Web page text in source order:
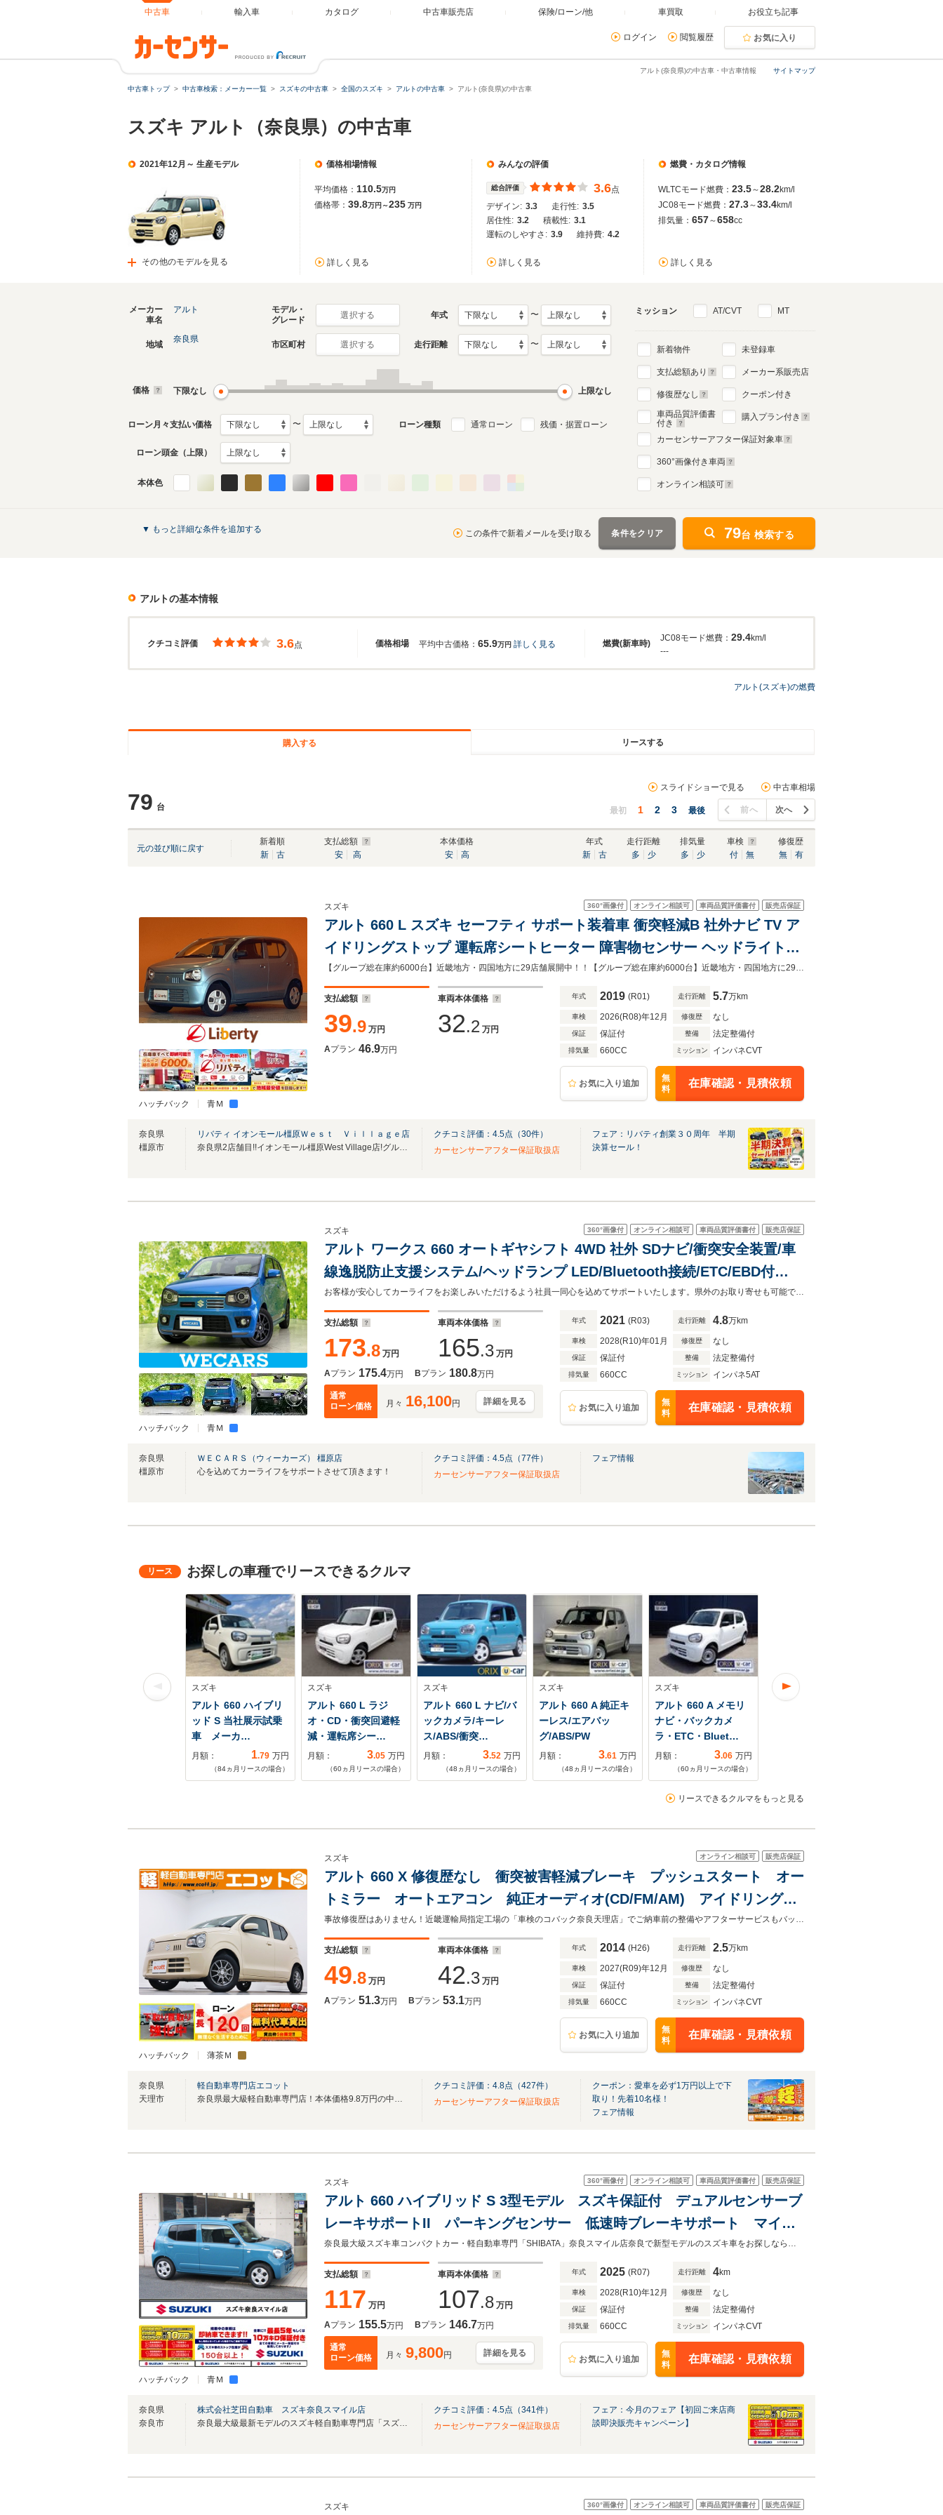
中古車 輸入車 カタログ 中古車販売店 保険/ローン/他 車買取 お役立ち記事
ログイン 閲覧履歴 お気に入り
サイトマップ
アルト(奈良県)の中古車・中古車情報
中古車トップ 中古車検索：メーカー一覧 スズキの中古車 全国のスズキ アルトの中古車 アルト(奈良県)の中古車
スズキ アルト（奈良県）の中古車
2021年12月～ 生産モデル
その他のモデルを見る
価格相場情報
平均価格： 110.5万円
価格帯： 39.8万円～235 万円
詳しく見る
みんなの評価
総合評価 3.6点
デザイン: 3.3 走行性: 3.5
居住性: 3.2 積載性: 3.1
運転のしやすさ: 3.9 維持費: 4.2
詳しく見る
燃費・カタログ情報
WLTCモード燃費： 23.5～28.2km/l
JC08モード燃費： 27.3～33.4km/l
排気量： 657～658cc
詳しく見る
月生産モデル
月生産モデル
生産モデル
1998年10月～2004年8月
4代目
メーカー
車名
アルト
モデル・
グレード
選択する 年式 〜
地域
奈良県
市区町村 選択する 走行距離 〜
価格 下限なし 上限なし
ローン月々支払い価格 〜 ローン種類 通常ローン 残価・据置ローン
ローン頭金（上限）
本体色
ミッション AT/CVT MT
新着物件
支払総額あり
修復歴なし
車両品質評価書
付き
未登録車
メーカー系販売店
クーポン付き
購入プラン付き
カーセンサーアフター保証対象車
360°画像付き車両
オンライン相談可
▼ もっと詳細な条件を追加する この条件で新着メールを受け取る 条件をクリア 79台 検索する
アルトの基本情報
クチコミ評価 価格相場 燃費(新車時)
3.6点 平均中古価格： 65.9万円 詳しく見る
JC08モード燃費： 29.4km/l
---
アルト(スズキ)の燃費
購入する リースする
79 台
スライドショーで見る 中古車相場
最初 1 2 3 最後 前へ 次へ
元の並び順に戻す
新着順
新
古
支払総額
安
高
本体価格
安
高
年式
新
古
走行距離
多
少
排気量
多
少
車検
付
無
修復歴
無
有
ハッチバック 青Ｍ
360°画像付 オンライン相談可 車両品質評価書付 販売店保証
スズキ
アルト 660 L スズキ セーフティ サポート装着車 衝突軽減B 社外ナビ TV ア
イドリングストップ 運転席シートヒーター 障害物センサー ヘッドライトレ
ベライザー
【グループ総在庫約6000台】近畿地方・四国地方に29店舗展開中！！【グループ総在庫約6000台】近畿地方・四国地方に29店舗展開中！！
支払総額
39.9 万円
車両本体価格
32.2 万円
Aプラン 46.9万円
年式 2019 (R01) 走行距離 5.7万km
車検 2026(R08)年12月 修復歴 なし
保証 保証付 整備 法定整備付
排気量 660CC ミッション インパネCVT
お気に入り追加
無
料
在庫確認・見積依頼
奈良県
橿原市
リバティ イオンモール橿原Ｗｅｓｔ Ｖｉｌｌａｇｅ店
奈良県2店舗目!!イオンモール橿原West Village店!グループ総在庫6000台!!!
クチコミ評価： 4.5点（30件）
カーセンサーアフター保証取扱店
フェア：リバティ創業３０周年 半期
決算セール！
ハッチバック 青Ｍ
360°画像付 オンライン相談可 車両品質評価書付 販売店保証
スズキ
アルト ワークス 660 オートギヤシフト 4WD 社外 SDナビ/衝突安全装置/車
線逸脱防止支援システム/ヘッドランプ LED/Bluetooth接続/ETC/EBD付
ABS/横滑り防止装置/フルセグTV/DVD/エアバッグ 運転席
お客様が安心してカーライフをお楽しみいただけるよう社員一同心を込めてサポートいたします。県外のお取り寄せも可能です！是非お気軽にご相談ください。
支払総額
173.8 万円
車両本体価格
165.3 万円
Aプラン 175.4万円 Bプラン 180.8万円
通常
ローン価格
月々 16,100円 詳細を見る
年式 2021 (R03) 走行距離 4.8万km
車検 2028(R10)年01月 修復歴 なし
保証 保証付 整備 法定整備付
排気量 660CC ミッション インパネ5AT
お気に入り追加
無
料
在庫確認・見積依頼
奈良県
橿原市
ＷＥＣＡＲＳ（ウィーカーズ） 橿原店
心を込めてカーライフをサポートさせて頂きます！
クチコミ評価： 4.5点（77件）
カーセンサーアフター保証取扱店
フェア情報
お探しの車種でリースできるクルマ
スズキ
アルト 660 ハイブリ
ッド S 当社展示試乗
車 メーカ…
月額： 1.79 万円
（84ヵ月リースの場合）
スズキ
アルト 660 L ラジ
オ・CD・衝突回避軽
減・運転席シー…
月額： 3.05 万円
（60ヵ月リースの場合）
スズキ
アルト 660 L ナビ/バ
ックカメラ/キーレ
ス/ABS/衝突…
月額： 3.52 万円
（48 ヵ月リースの場合）
スズキ
アルト 660 A 純正キ
ーレス/エアバッ
グ/ABS/PW
月額： 3.61 万円
（48 ヵ月リースの場合）
スズキ
アルト 660 A メモリ
ナビ・バックカメ
ラ・ETC・Bluet…
月額： 3.06 万円
（60ヵ月リースの場合）
スズキ
リースできるクルマをもっと見る
ハッチバック 薄茶Ｍ
オンライン相談可 販売店保証
スズキ
アルト 660 X 修復歴なし 衝突被害軽減ブレーキ プッシュスタート オー
トミラー オートエアコン 純正オーディオ(CD/FM/AM) アイドリングス
トップ シートヒーター(運転席) チルトステアリング シートリフター
支払総額
49.8 万円
車両本体価格
42.3 万円
Aプラン 51.3万円 Bプラン 53.1万円
年式 2014 (H26) 走行距離 2.5万km
車検 2027(R09)年12月 修復歴 なし
保証 保証付 整備 法定整備付
排気量 660CC ミッション インパネCVT
お気に入り追加
無
料
在庫確認・見積依頼
奈良県
天理市
軽自動車専門店エコット
クチコミ評価： 4.8点（427件）
カーセンサーアフター保証取扱店
クーポン：愛車を必ず1万円以上で下
取り！先着10名様！
フェア情報
ハッチバック 青Ｍ
360°画像付 オンライン相談可 車両品質評価書付 販売店保証
スズキ
アルト 660 ハイブリッド S 3型モデル スズキ保証付 デュアルセンサーブ
レーキサポートII パーキングセンサー 低速時ブレーキサポート マイル
ドハイブリッド アイドリングストップシステム シートヒーター エコク
ール
支払総額
117 万円
車両本体価格
107.8 万円
Aプラン 155.5万円 Bプラン 146.7万円
通常
ローン価格
月々 9,800円 詳細を見る
年式 2025 (R07) 走行距離 4km
車検 2028(R10)年12月 修復歴 なし
保証 保証付 整備 法定整備付
排気量 660CC ミッション インパネCVT
お気に入り追加
無
料
在庫確認・見積依頼
奈良県
奈良市
株式会社芝田自動車 スズキ奈良スマイル店
クチコミ評価： 4.5点（341 件）
カーセンサーアフター保証取扱店
フェア：今月のフェア【初回ご来店商
談即決販売キャンペーン】
360°画像付 オンライン相談可 車両品質評価書付 販売店保証
スズキ